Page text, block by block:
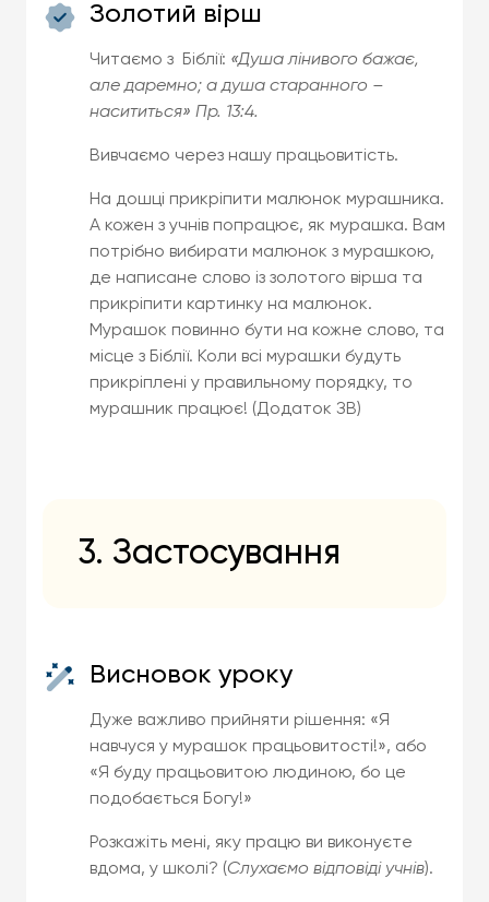
Золотий вірш
Читаємо з Біблії: «Душа лінивого бажає,
але даремно; а душа старанного –
насититься» Пр. 13:4.
Вивчаємо через нашу працьовитість.
На дошці прикріпити малюнок мурашника.
А кожен з учнів попрацює, як мурашка. Вам
потрібно вибирати малюнок з мурашкою,
де написане слово із золотого вірша та
прикріпити картинку на малюнок.
Мурашок повинно бути на кожне слово, та
місце з Біблії. Коли всі мурашки будуть
прикріплені у правильному порядку, то
мурашник працює! (Додаток ЗВ)
3. Застосування
Висновок уроку
Дуже важливо прийняти рішення: «Я
навчуся у мурашок працьовитості!», або
«Я буду працьовитою людиною, бо це
подобається Богу!»
Розкажіть мені, яку працю ви виконуєте
вдома, у школі? (Слухаємо відповіді учнів).